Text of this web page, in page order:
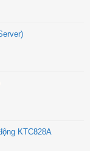
KTC828A